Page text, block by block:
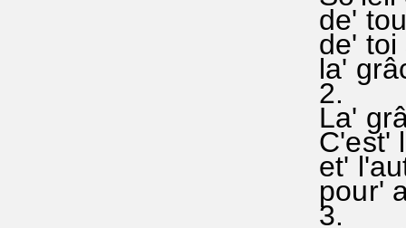
de'
de' toi
la'
2.
La'
et'
pour'
3.